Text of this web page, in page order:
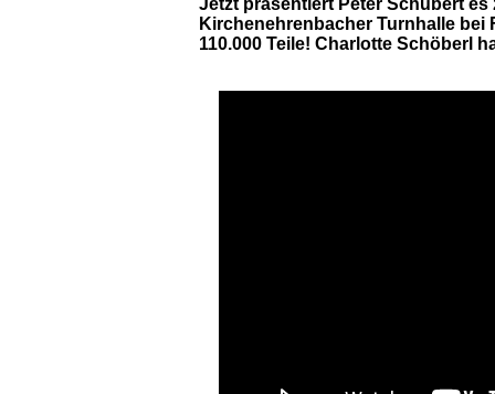
Jetzt präsentiert Peter Schubert
Kirchenehrenbacher Turnhalle
110.000 Teile! Charlotte Schöberl